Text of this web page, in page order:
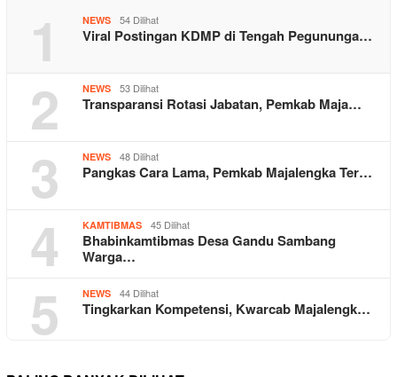
1 NEWS 54 Dilihat
Viral Postingan KDMP di Tengah Pegununga…
2 NEWS 53 Dilihat
Transparansi Rotasi Jabatan, Pemkab Maja…
3 NEWS 48 Dilihat
Pangkas Cara Lama, Pemkab Majalengka Ter…
4 KAMTIBMAS 45 Dilihat
Bhabinkamtibmas Desa Gandu Sambang
Warga…
5 NEWS 44 Dilihat
Tingkarkan Kompetensi, Kwarcab Majalengk…